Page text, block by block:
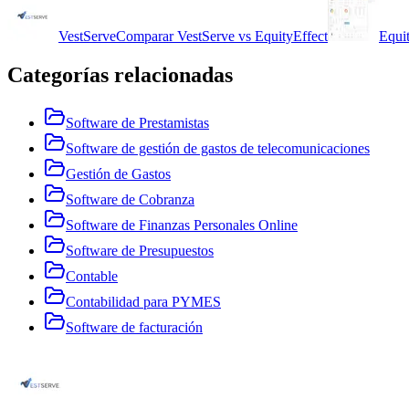
VestServeComparar VestServe vs EquityEffect
Categorías relacionadas
Software de Prestamistas
Software de gestión de gastos de telecomunicaciones
Gestión de Gastos
Software de Cobranza
Software de Finanzas Personales Online
Software de Presupuestos
Contable
Contabilidad para PYMES
Software de facturación